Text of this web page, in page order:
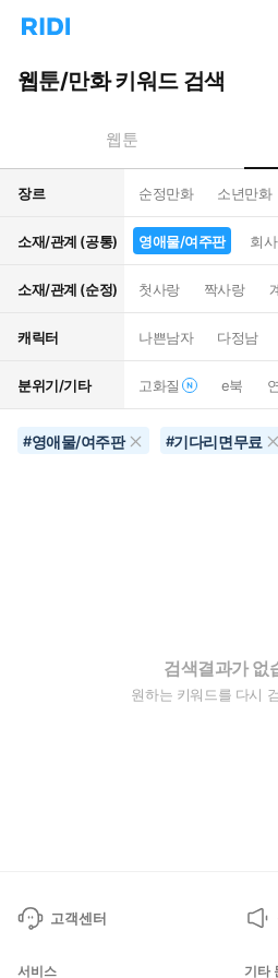
리
홈
으
턴
트
웹툰/만화 키워드 검색
웹툰
장르 순정만화 소년만화
소재/관계 (공통) 영애물/여주판 회사
소재/관계 (순정) 첫사랑 짝사랑
캐릭터 나쁜남자 다정남
분위기/기타 고화질 e북
#영애물/여주판 #기다리면무료
검색결과가 없
원하는 키워드를 다시
고객센터
서비스 기타